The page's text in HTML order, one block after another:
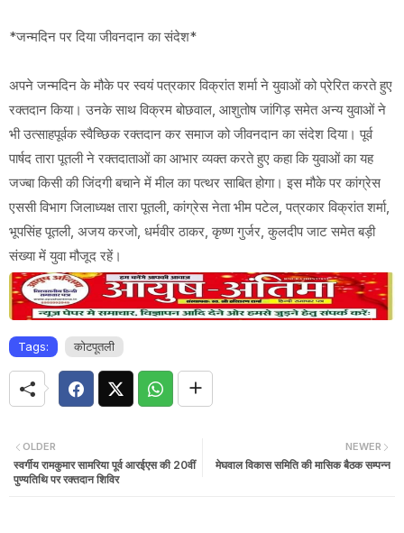
*जन्मदिन पर दिया जीवनदान का संदेश*
अपने जन्मदिन के मौके पर स्वयं पत्रकार विक्रांत शर्मा ने युवाओं को प्रेरित करते हुए
रक्तदान किया। उनके साथ विक्रम बोछवाल, आशुतोष जांगिड़ समेत अन्य युवाओं ने
भी उत्साहपूर्वक स्वैच्छिक रक्तदान कर समाज को जीवनदान का संदेश दिया। पूर्व
पार्षद तारा पूतली ने रक्तदाताओं का आभार व्यक्त करते हुए कहा कि युवाओं का यह
जज्बा किसी की जिंदगी बचाने में मील का पत्थर साबित होगा। इस मौके पर कांग्रेस
एससी विभाग जिलाध्यक्ष तारा पूतली, कांग्रेस नेता भीम पटेल, पत्रकार विक्रांत शर्मा,
भूपसिंह पूतली, अजय करजो, धर्मवीर ठाकर, कृष्ण गुर्जर, कुलदीप जाट समेत बड़ी
संख्या में युवा मौजूद रहें।
Tags: कोटपूतली
NEWER
मेघवाल विकास समिति की मासिक बैठक सम्पन्न
OLDER
स्वर्गीय रामकुमार सामरिया पूर्व आरईएस की 20वीं
पुण्यतिथि पर रक्तदान शिविर